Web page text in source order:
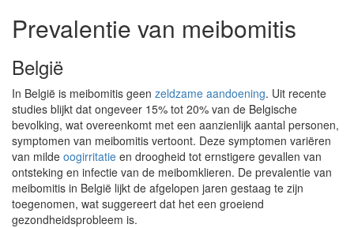
Prevalentie van meibomitis
België
In België is meibomitis geen zeldzame aandoening. Uit recente
studies blijkt dat ongeveer 15% tot 20% van de Belgische
bevolking, wat overeenkomt met een aanzienlijk aantal personen,
symptomen van meibomitis vertoont. Deze symptomen variëren
van milde oogirritatie en droogheid tot ernstigere gevallen van
ontsteking en infectie van de meibomklieren. De prevalentie van
meibomitis in België lijkt de afgelopen jaren gestaag te zijn
toegenomen, wat suggereert dat het een groeiend
gezondheidsprobleem is.